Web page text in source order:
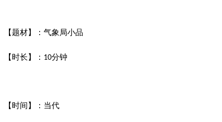
【题材】：气象局小品
【时长】： 10分钟
【时间】：当代